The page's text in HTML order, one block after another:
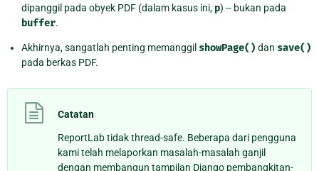
dipanggil pada obyek PDF (dalam kasus ini, p) -- bukan pada
buffer.
Akhirnya, sangatlah penting memanggil showPage() dan save()
pada berkas PDF.
Catatan
ReportLab tidak thread-safe. Beberapa dari pengguna
kami telah melaporkan masalah-masalah ganjil
dengan membangun tampilan Django pembangkitan-